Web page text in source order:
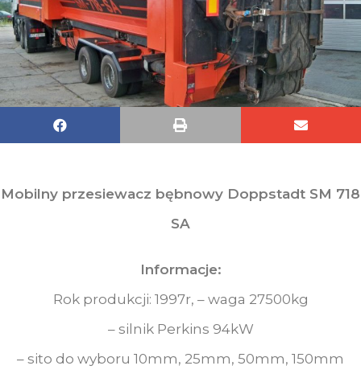
Mobilny przesiewacz bębnowy Doppstadt SM 718
SA
Informacje:
Rok produkcji: 1997r, – waga 27500kg
– silnik Perkins 94kW
– sito do wyboru 10mm, 25mm, 50mm, 150mm